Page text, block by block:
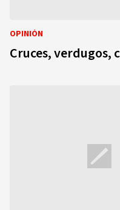
OPINIÓN
Cruces, verdugos,